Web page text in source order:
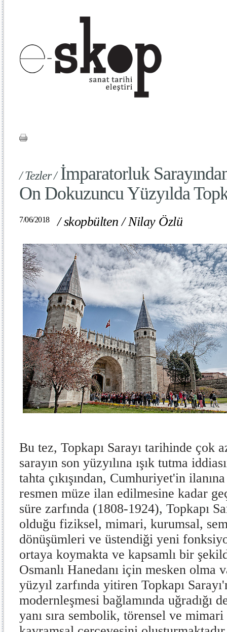
/ Tezler /İmparatorluk
On Dokuzuncu Yüzyılda
7/06/2018 /skopbülten /Nilay Özlü
Bu tez, Topkapı Sarayı tarihinde çok
sarayın son yüzyılına ışık tutma
tahta çıkışından, Cumhuriyet'in
resmen müze ilan edilmesine kadar
süre zarfında (1808-1924), Topkapı
olduğu fiziksel, mimari, kurumsal,
dönüşümleri ve üstendiği yeni
ortaya koymakta ve kapsamlı bir
Osmanlı Hanedanı için mesken olma
yüzyıl zarfında yitiren Topkapı
modernleşmesi bağlamında uğradığı
yanı sıra sembolik, törensel ve